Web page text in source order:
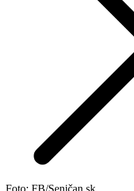
Foto: FB/Seničan.sk